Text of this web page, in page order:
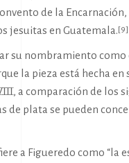
de la
jesuitas en Guatemala.[9]
su nombramiento
la pieza está hecha
a comparación de los
de plata se pueden
a Figueredo como